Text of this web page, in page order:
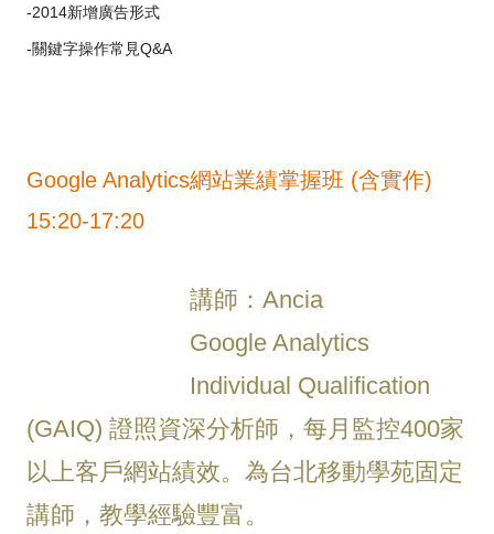
-2014新增廣告形式
-關鍵字操作常見Q&A
Google Analytics網站業績掌握班 (含實作)
15:20-17:20
講師：Ancia
Google Analytics
Individual Qualification
(GAIQ) 證照資深分析師，每月監控400家
以上客戶網站績效。為台北移動學苑固定
講師，教學經驗豐富。